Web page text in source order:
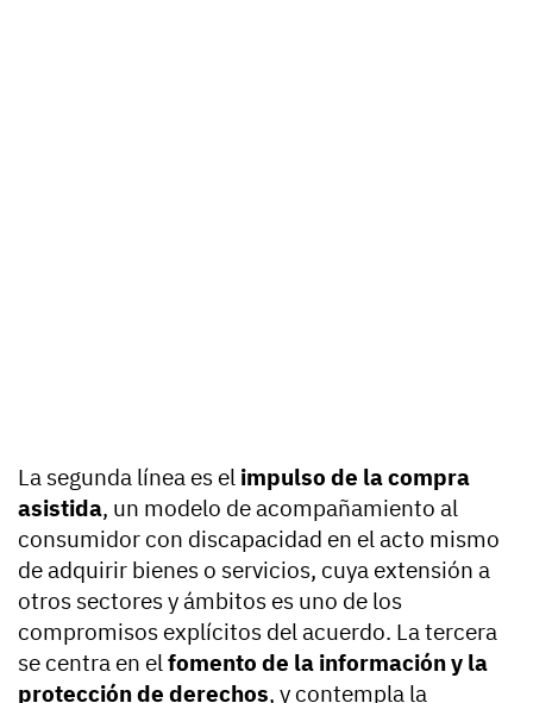
La segunda línea es el impulso de la compra
asistida, un modelo de acompañamiento al
consumidor con discapacidad en el acto mismo
de adquirir bienes o servicios, cuya extensión a
otros sectores y ámbitos es uno de los
compromisos explícitos del acuerdo. La tercera
se centra en elfomento de la información y la
protección de derechos, y contempla la